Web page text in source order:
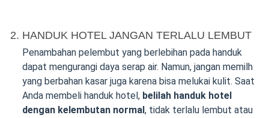
2. HANDUK HOTEL JANGAN TERLALU LEMBUT
Penambahan pelembut yang berlebihan pada handuk
dapat mengurangi daya serap air. Namun, jangan memilh
yang berbahan kasar juga karena bisa melukai kulit. Saat
Anda membeli handuk hotel, belilah handuk hotel
dengan kelembutan normal , tidak terlalu lembut atau